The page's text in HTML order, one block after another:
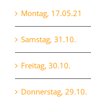
Montag, 17.05.21
Samstag, 31.10.
Freitag, 30.10.
Donnerstag, 29.10.